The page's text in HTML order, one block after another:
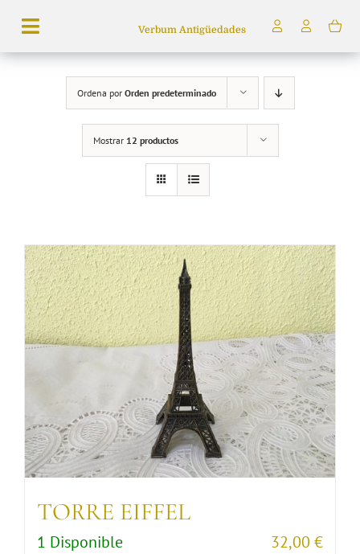
contenido
Toggle
Navigation
productos
Quiénes somos
Verbum Antigüedades
Ordena por Orden predeterminado
Mostrar 12 productos
TORRE EIFFEL
1 Disponible 32,00 €